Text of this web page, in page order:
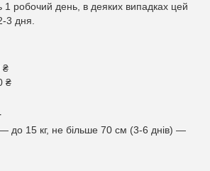
1 робочий день, в деяких випадках цей
3 дня.
₴
₴
до 15 кг, не більше 70 см (3-6 днів) —